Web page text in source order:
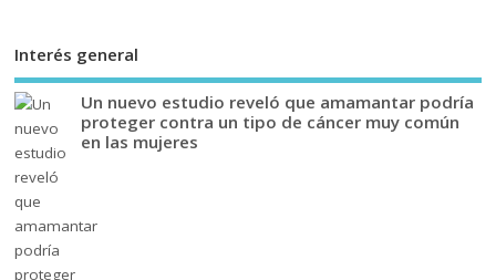
Interés general
Un nuevo estudio reveló que amamantar podría
proteger contra un tipo de cáncer muy común
en las mujeres